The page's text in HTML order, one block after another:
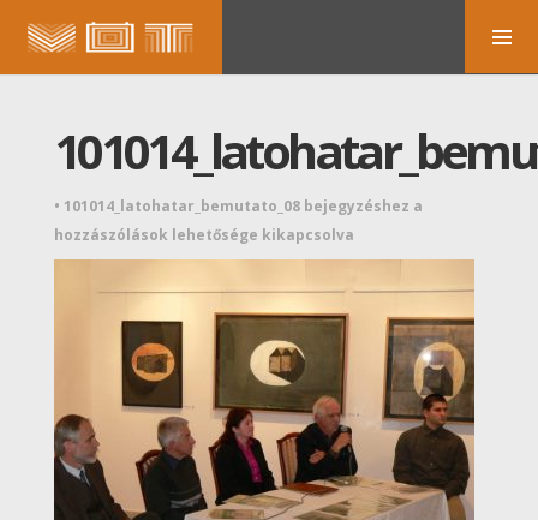
• 101014_latohatar_bemutato_08 bejegyzéshez a
hozzászólások lehetősége kikapcsolva